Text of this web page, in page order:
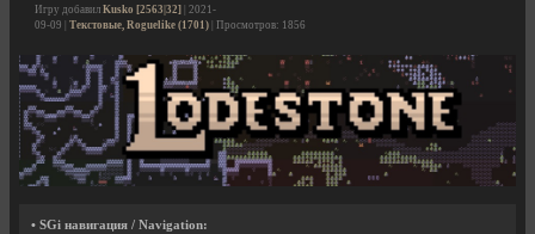
Игру добавил Kusko [2563|32] | 2021-
09-09 | Текстовые, Roguelike (1701) | Просмотров: 1856
• SGi навигация / Navigation: